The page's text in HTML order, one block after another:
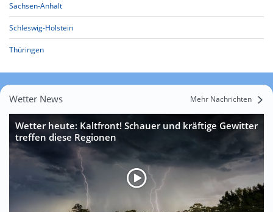
Sachsen-Anhalt
Schleswig-Holstein
Thüringen
Wetter News Mehr Nachrichten
Wetter heute: Kaltfront! Schauer und kräftige Gewitter
treffen diese Regionen